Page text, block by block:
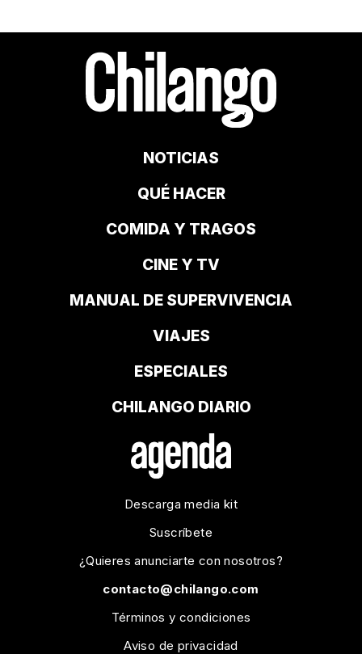
NOTICIAS
QUÉ HACER
COMIDA Y TRAGOS
CINE Y TV
MANUAL DE SUPERVIVENCIA
VIAJES
ESPECIALES
CHILANGO DIARIO
Descarga media kit
Suscríbete
¿Quieres anunciarte con nosotros?
contacto@chilango.com
Términos y condiciones
Aviso de privacidad